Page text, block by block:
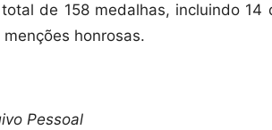
de 158 medalhas, incluindo
honrosas.
Pessoal